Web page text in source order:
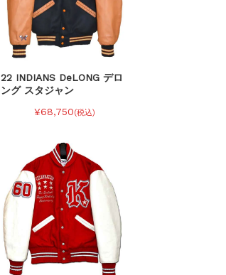
22 INDIANS DeLONG デロ
ング スタジャン
¥68,750(税込)